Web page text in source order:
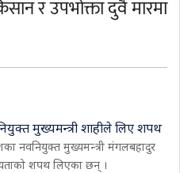
र उपभोक्ता दुवै मारमा
मुख्यमन्त्री शाहीले लिए शपथ
नवनियुक्त मुख्यमन्त्री मंगलबहादुर
शपथ लिएका छन् ।